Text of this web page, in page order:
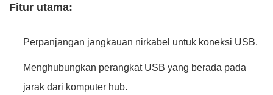
Fitur utama:
Perpanjangan jangkauan nirkabel untuk koneksi USB.
Menghubungkan perangkat USB yang berada pada
jarak dari komputer hub.